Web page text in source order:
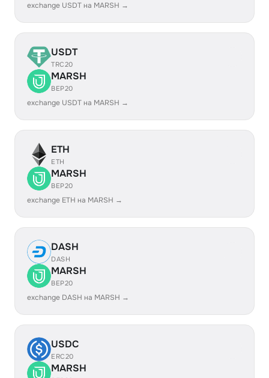
exchange USDT на MARSH →
USDT
TRC20
MARSH
BEP20
exchange USDT на MARSH →
ETH
ETH
MARSH
BEP20
exchange ETH на MARSH →
DASH
DASH
MARSH
BEP20
exchange DASH на MARSH →
USDC
ERC20
MARSH